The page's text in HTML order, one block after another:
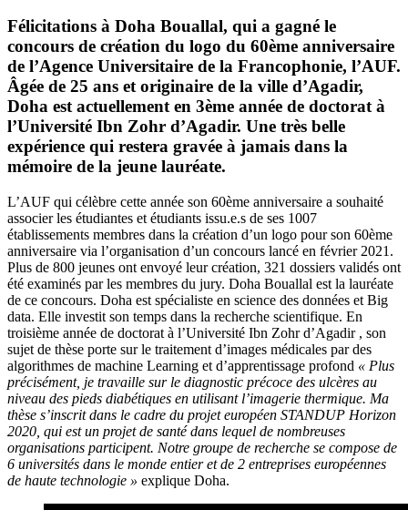
Félicitations à Doha Bouallal, qui a gagné le
concours de création du logo du 60ème anniversaire
de l’Agence Universitaire de la Francophonie, l’AUF.
Âgée de 25 ans et originaire de la ville d’Agadir,
Doha est actuellement en 3ème année de doctorat à
l’Université Ibn Zohr d’Agadir. Une très belle
expérience qui restera gravée à jamais dans la
mémoire de la jeune lauréate.
L’AUF qui célèbre cette année son 60ème anniversaire a souhaité
associer les étudiantes et étudiants issu.e.s de ses 1007
établissements membres dans la création d’un logo pour son 60ème
anniversaire via l’organisation d’un concours lancé en février 2021.
Plus de 800 jeunes ont envoyé leur création, 321 dossiers validés ont
été examinés par les membres du jury. Doha Bouallal est la lauréate
de ce concours. Doha est spécialiste en science des données et Big
data. Elle investit son temps dans la recherche scientifique. En
troisième année de doctorat à l’Université Ibn Zohr d’Agadir , son
sujet de thèse porte sur le traitement d’images médicales par des
algorithmes de machine Learning et d’apprentissage profond « Plus
précisément, je travaille sur le diagnostic précoce des ulcères au
niveau des pieds diabétiques en utilisant l’imagerie thermique. Ma
thèse s’inscrit dans le cadre du projet européen STANDUP Horizon
2020, qui est un projet de santé dans lequel de nombreuses
organisations participent. Notre groupe de recherche se compose de
6 universités dans le monde entier et de 2 entreprises européennes
de haute technologie » explique Doha.